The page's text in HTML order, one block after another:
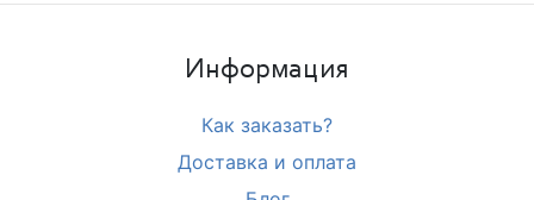
Информация
Как заказать?
Доставка и оплата